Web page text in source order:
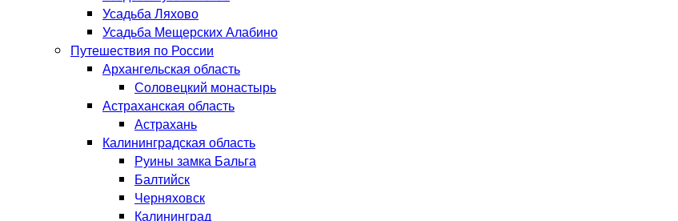
Усадьба Ляхово
Усадьба Мещерских Алабино
Путешествия по России
Архангельская область
Соловецкий монастырь
Астраханская область
Астрахань
Калининградская область
Руины замка Бальга
Балтийск
Черняховск
Калининград